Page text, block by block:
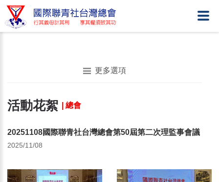
更多選項
活動花絮 | 總會
20251108國際聯青社台灣總會第50屆第二次理監事會議
2025/11/08